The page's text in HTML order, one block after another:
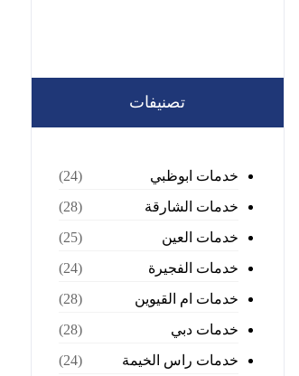
تصنيفات
خدمات ابوظبي
(24)
خدمات الشارقة
(28)
خدمات العين
(25)
خدمات الفجيرة
(24)
خدمات ام القيوين
(28)
خدمات دبي
(28)
خدمات راس الخيمة
(24)